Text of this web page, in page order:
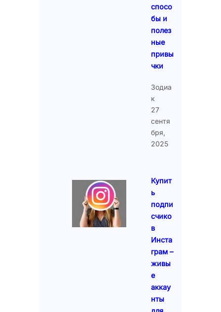
спосо
бы и
полез
ные
привы
чки
Зодиа
к
27
сентя
бря,
2025
Купит
ь
подпи
счико
в
Инста
грам –
живы
е
аккау
нты